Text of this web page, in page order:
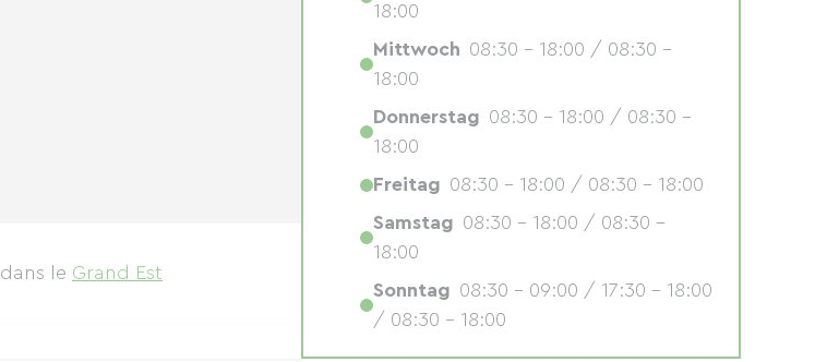
dans le Grand Est
18:00
Mittwoch 08:30 - 18:00 / 08:30 -
18:00
Donnerstag 08:30 - 18:00 / 08:30 -
18:00
Freitag 08:30 - 18:00 / 08:30 - 18:00
Samstag 08:30 - 18:00 / 08:30 -
18:00
Sonntag 08:30 - 09:00 / 17:30 - 18:00
/ 08:30 - 18:00